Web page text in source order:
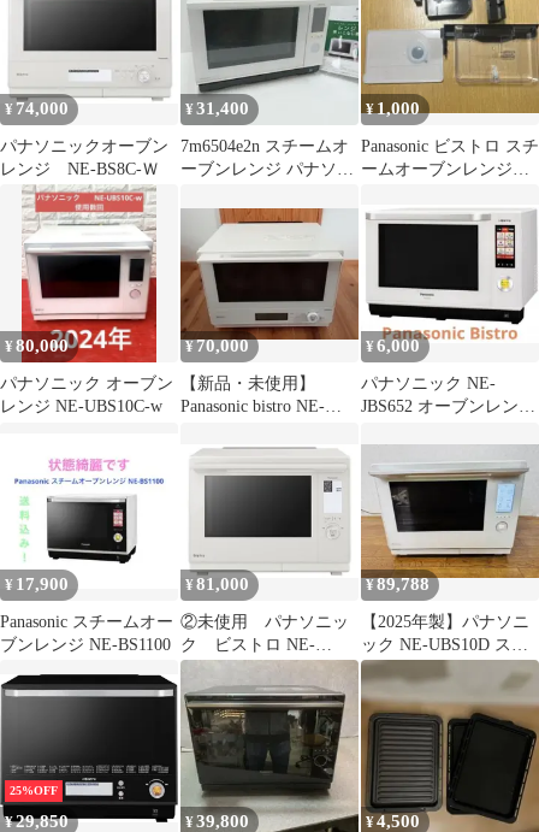
¥ 74,000
パナソニックオーブン
レンジ NE-BS8C-Ｗ
¥31,400
7m6504e2n スチームオ
ーブンレンジ パナソニ
¥ 1,000
Panasonic ビストロ スチ
ームオーブンレンジ用
トレー
¥80,000
パナソニック オーブン
レンジ NE-UBS10C-w
¥70,000
【新品・未使用】
Panasonic bistro NE-
¥6,000
パナソニック NE-
JBS652 オーブンレンジ
¥ 17,900
Panasonic スチームオー
ブンレンジ NE-BS1100
¥81,000
②未使用 パナソニッ
ク ビストロ NE-
BS9D-W スチームオ
ーブンレンジ 展示品
¥89,788
【2025年製】パナソニ
ック NE-UBS10D スチ
ームオーブンレンジ
25%OFF
¥29,850 ¥39,800 ¥4,500